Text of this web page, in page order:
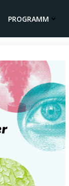
PROGRAMM